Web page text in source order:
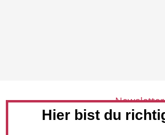
Newsletter
Melden Sie
Newsletter
Hier bist du